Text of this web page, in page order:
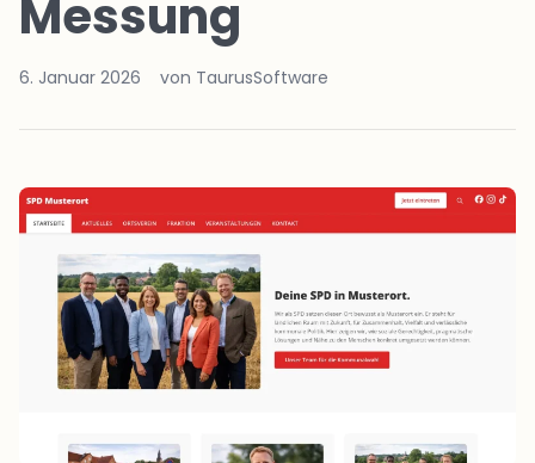
Messung
6. Januar 2026 von TaurusSoftware